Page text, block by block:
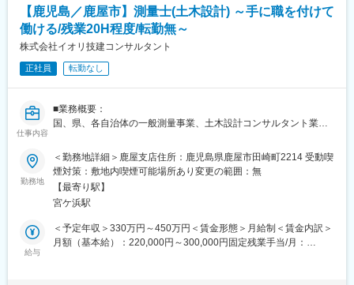
・戸建て、大型分譲マンション
・店舗
・事務所、工場
■組織構成：
12名で構成されており、40代の方が多く（6名）、ベテラン層の
方が多数在籍しています◎
■研修体制：
■事業安定性：
・創業56年の老舗企業であり、19期連続黒字経営と安定した経営
基盤を持っています。
変更の範囲：会社の定める業務
です。
■仕事内容：
土地オーナーが所有する資産に対し、最適な土地活用の事業を提
案するコンサルティング営業です。
土地の所有者様に対し土地の利用状況やお困りごとをお伺いし、
継承等をご提案します。
土地を資産化し地主様やご家族様の将来の安心をサポートするだ
＜新人営業の主なミッション＞
大切な土地をお任せいただくためにも、まずは関係性構築からス
タートです。
とが大切です。
実際に提案フェーズになったら、先輩営業と最適な建築・運営プ
【鹿児島／鹿屋市】測量士(土木設計) ～手に職を付けて
働ける/残業20H程度/転勤無～
株式会社イオリ技建コンサルタント
正社員 転勤なし
仕事内容
■業務概要：
国、県、各自治体の一般測量事業、土木設計コンサルタント業務
等）に関する測量、調査、計画、設計業務のお仕事です。
【変更の範囲：会社の定める業務】
■働き方：
・測量プログラム、CAD使用あり
・現場は鹿児島県内一円です。
・外出時は社用車を使用します。
勤務地
＜勤務地詳細＞鹿屋支店住所：鹿児島県鹿屋市田崎町2214 受動喫
煙対策：敷地内喫煙可能場所あり変更の範囲：無
【最寄り駅】
宮ケ浜駅
給与
＜予定年収＞330万円～450万円＜賃金形態＞月給制＜賃金内訳＞
月額（基本給）：220,000円～300,000円固定残業手当/月：